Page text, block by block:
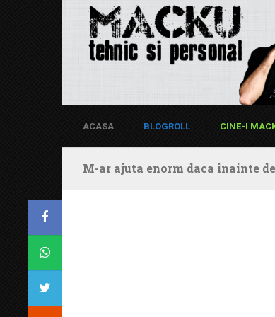
ACASA BLOGROLL CINE-I
M-ar ajuta enorm daca inainte